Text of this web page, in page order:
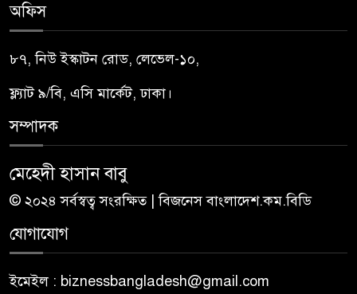
অফিস
৮৭, নিউ ইস্কাটন রোড, লেভেল-১০,
ফ্ল্যাট ৯/বি, এসি মার্কেট, ঢাকা।
সম্পাদক
মেহেদী হাসান বাবু
© ২০২৪ সর্বস্বত্ব সংরক্ষিত | বিজনেস বাংলাদেশ.কম.বিডি
যোগাযোগ
ইমেইল : biznessbangladesh@gmail.com